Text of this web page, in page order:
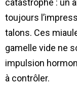
catastrophe : un
toujours
talons. Ces
gamelle vide ne
impulsion
à contrôler.